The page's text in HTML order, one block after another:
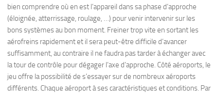
bien comprendre où en est l’appareil dans sa phase d’approche
(éloignée, atterrissage, roulage, …) pour venir intervenir sur les
bons systèmes au bon moment. Freiner trop vite en sortant les
aérofreins rapidement et il sera peut-être difficile d’avancer
suffisamment, au contraire il ne faudra pas tarder à échanger avec
la tour de contrôle pour dégager l’axe d’approche. Côté aéroports, le
jeu offre la possibilité de s’essayer sur de nombreux aéroports
différents. Chaque aéroport à ses caractéristiques et conditions. Par